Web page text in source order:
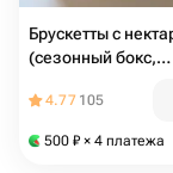
Брускетты с
(сезонный бокс,
грушей/ежевикой)
4.77 105
500 ₽ × 4 платежа